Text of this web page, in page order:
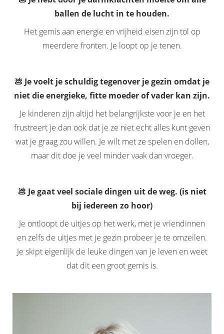
ballen de lucht in te houden.
Het gemis aan energie en vrijheid eisen zijn tol op
meerdere fronten. Je loopt op je tenen.
💩 Je voelt je schuldig tegenover je gezin omdat je
niet die energieke, fitte moeder of vader kan zijn.
Je kinderen zijn altijd het belangrijkste voor je en het
frustreert je dan ook dat je ze niet echt alles kunt geven
wat je graag zou willen. Je wilt met ze spelen en dollen,
maar dit doe je veel minder vaak dan vroeger.
💩 Je gaat veel sociale dingen uit de weg. (is niet
bij iedereen zo hoor)
Je ontloopt de uitjes op het werk, met je vriendinnen
en zelfs de uitjes met je gezin probeer je te omzeilen.
Je skipt eigenlijk de leuke dingen van je leven en weet
dat dit een groot gemis is.